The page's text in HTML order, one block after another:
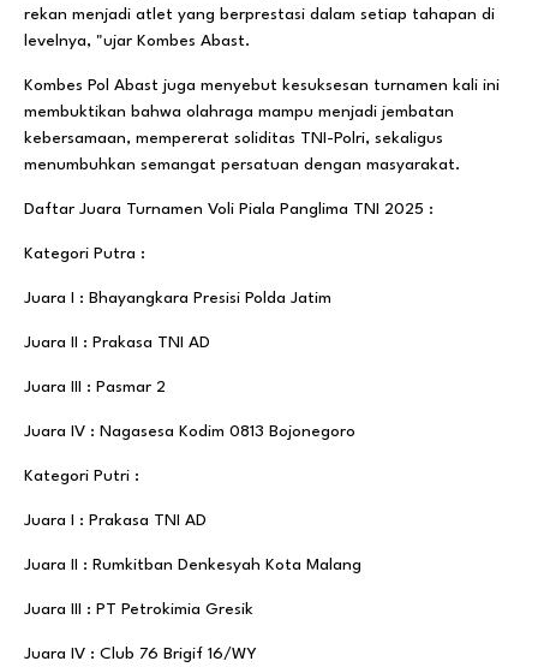
rekan menjadi atlet yang berprestasi dalam setiap tahapan di
levelnya, "ujar Kombes Abast.
Kombes Pol Abast juga menyebut kesuksesan turnamen kali ini
membuktikan bahwa olahraga mampu menjadi jembatan
kebersamaan, mempererat soliditas TNI-Polri, sekaligus
menumbuhkan semangat persatuan dengan masyarakat.
Daftar Juara Turnamen Voli Piala Panglima TNI 2025 :
Kategori Putra :
Juara I : Bhayangkara Presisi Polda Jatim
Juara II : Prakasa TNI AD
Juara III : Pasmar 2
Juara IV : Nagasesa Kodim 0813 Bojonegoro
Kategori Putri :
Juara I : Prakasa TNI AD
Juara II : Rumkitban Denkesyah Kota Malang
Juara III : PT Petrokimia Gresik
Juara IV : Club 76 Brigif 16/WY